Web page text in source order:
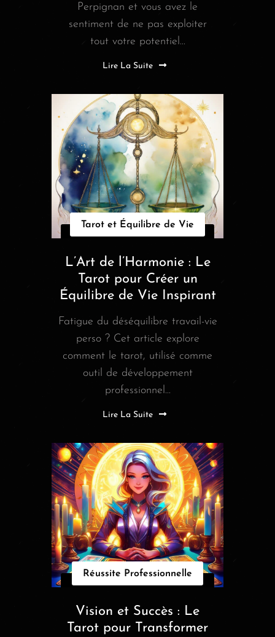
Perpignan et vous avez le
sentiment de ne pas exploiter
tout votre potentiel...
Lire La Suite
Tarot et Équilibre de Vie
L’Art de l’Harmonie : Le
Tarot pour Créer un
Équilibre de Vie Inspirant
Fatigue du déséquilibre travail-vie
perso ? Cet article explore
comment le tarot, utilisé comme
outil de développement
professionnel...
Lire La Suite
Réussite Professionnelle
Vision et Succès : Le
Tarot pour Transformer